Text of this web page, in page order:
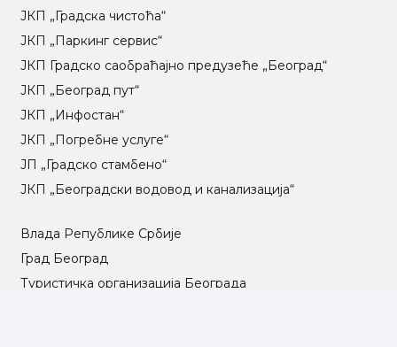
ЈКП „Градска чистоћа“
ЈКП „Паркинг сервис“
ЈКП Градско саобраћајно предузеће „Београд“
ЈКП „Београд пут“
ЈКП „Инфостан“
ЈКП „Погребне услуге“
ЈП „Градско стамбено“
ЈКП „Београдски водовод и канализација“
Влада Републике Србије
Град Београд
Туристичка организација Београда